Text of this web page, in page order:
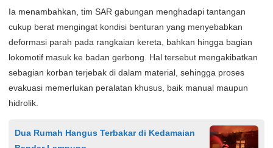
Ia menambahkan, tim SAR gabungan menghadapi tantangan
cukup berat mengingat kondisi benturan yang menyebabkan
deformasi parah pada rangkaian kereta, bahkan hingga bagian
lokomotif masuk ke badan gerbong. Hal tersebut mengakibatkan
sebagian korban terjebak di dalam material, sehingga proses
evakuasi memerlukan peralatan khusus, baik manual maupun
hidrolik.
Dua Rumah Hangus Terbakar di Kedamaian